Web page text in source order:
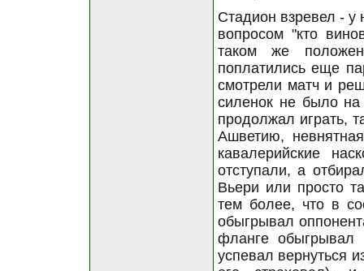
Стадион взревел - у
вопросом "кто
таком же
поплатились еще
смотрели матч и
силенок не было на
продолжал играть,
Ашветию,
кавалерийские
отступали, а
Вьери или просто
тем более, что в
обыгрывал
фланге обыгрывал
успевал вернуться